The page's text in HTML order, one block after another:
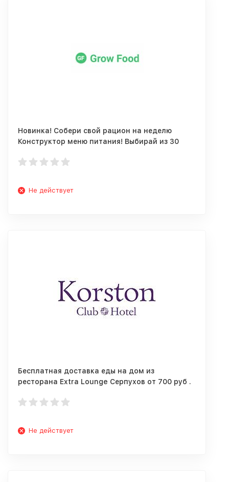
Новинка! Собери свой рацион на неделю
Конструктор меню питания! Выбирай из 30
Не действует
Бесплатная доставка еды на дом из
ресторана Extra Lounge Серпухов от 700 руб .
Не действует